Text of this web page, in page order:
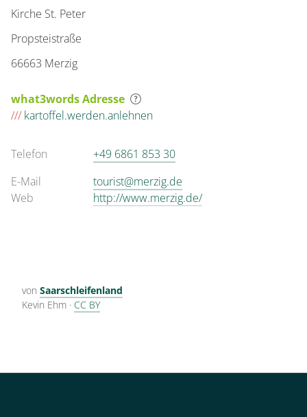
Kirche St. Peter
Propsteistraße
66663 Merzig
what3words Adresse
/// kartoffel.werden.anlehnen
Telefon
+49 6861 853 30
E-Mail
tourist@merzig.de
Web
http://www.merzig.de/
von Saarschleifenland
Kevin Ehm · CC BY